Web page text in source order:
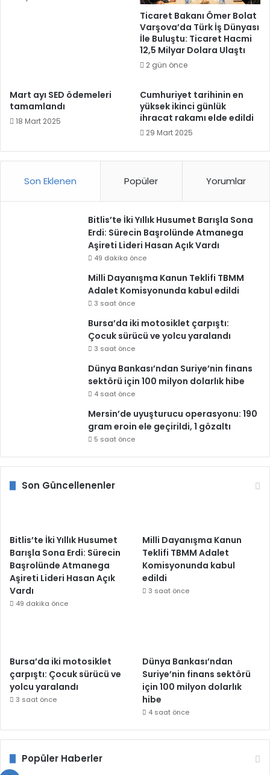
Ticaret Bakanı Ömer Bolat
Varşova’da Türk İş Dünyası
İle Buluştu: Ticaret Hacmi
12,5 Milyar Dolara Ulaştı
2 gün önce
Mart ayı SED ödemeleri
tamamlandı
18 Mart 2025
Cumhuriyet tarihinin en
yüksek ikinci günlük
ihracat rakamı elde edildi
29 Mart 2025
Son Eklenen Popüler Yorumlar
Bitlis’te İki Yıllık Husumet Barışla Sona
Erdi: Sürecin Başrolünde Atmanega
Aşireti Lideri Hasan Açık Vardı
49 dakika önce
Milli Dayanışma Kanun Teklifi TBMM
Adalet Komisyonunda kabul edildi
3 saat önce
Bursa’da iki motosiklet çarpıştı:
Çocuk sürücü ve yolcu yaralandı
3 saat önce
Dünya Bankası’ndan Suriye’nin finans
sektörü için 100 milyon dolarlık hibe
4 saat önce
Mersin’de uyuşturucu operasyonu: 190
gram eroin ele geçirildi, 1 gözaltı
5 saat önce
Son Güncellenenler
Bitlis’te İki Yıllık Husumet
Barışla Sona Erdi: Sürecin
Başrolünde Atmanega
Aşireti Lideri Hasan Açık
Vardı
49 dakika önce
Milli Dayanışma Kanun
Teklifi TBMM Adalet
Komisyonunda kabul
edildi
3 saat önce
Bursa’da iki motosiklet
çarpıştı: Çocuk sürücü ve
yolcu yaralandı
3 saat önce
Dünya Bankası’ndan
Suriye’nin finans sektörü
için 100 milyon dolarlık
hibe
4 saat önce
Popüler Haberler